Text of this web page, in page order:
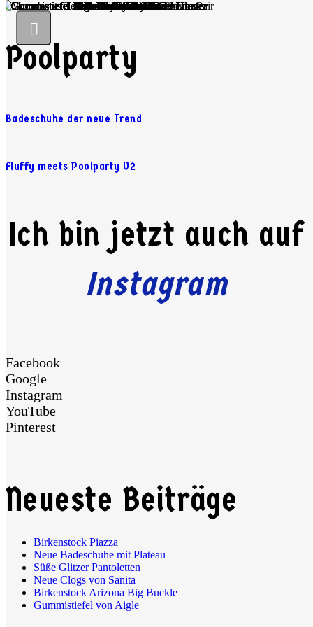
Poolparty
Badeschuhe der neue Trend
Fluffy meets Poolparty V2
Ich bin jetzt auch auf
Instagram
Facebook
Google
Instagram
YouTube
Pinterest
Neueste Beiträge
Birkenstock Piazza
Neue Badeschuhe mit Plateau
Süße Glitzer Pantoletten
Neue Clogs von Sanita
Birkenstock Arizona Big Buckle
Gummistiefel von Aigle